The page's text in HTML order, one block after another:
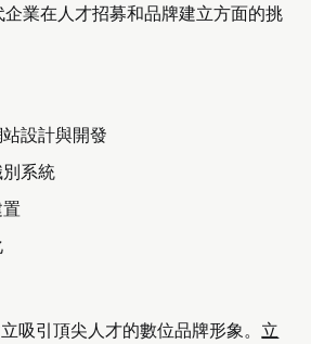
業在人才招募和品牌建立方面的挑
設計與開發
系統
吸引頂尖人才的數位品牌形象。 立